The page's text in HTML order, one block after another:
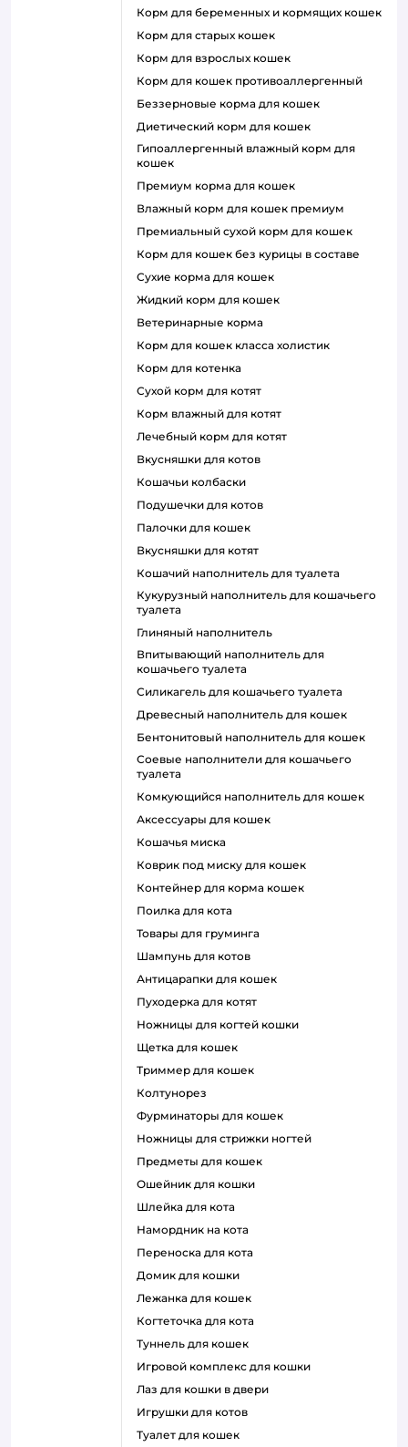
корм для беременных и кормящих кошек
корм для старых кошек
корм для взрослых кошек
корм для кошек противоаллергенный
беззерновые корма для кошек
диетический корм для кошек
гипоаллергенный влажный корм для
кошек
премиум корма для кошек
влажный корм для кошек премиум
премиальный сухой корм для кошек
корм для кошек без курицы в составе
сухие корма для кошек
жидкий корм для кошек
ветеринарные корма
корм для кошек класса холистик
корм для котенка
сухой корм для котят
корм влажный для котят
лечебный корм для котят
вкусняшки для котов
кошачьи колбаски
подушечки для котов
палочки для кошек
вкусняшки для котят
кошачий наполнитель для туалета
кукурузный наполнитель для кошачьего
туалета
глиняный наполнитель
впитывающий наполнитель для
кошачьего туалета
силикагель для кошачьего туалета
древесный наполнитель для кошек
бентонитовый наполнитель для кошек
соевые наполнители для кошачьего
туалета
комкующийся наполнитель для кошек
аксессуары для кошек
кошачья миска
коврик под миску для кошек
контейнер для корма кошек
поилка для кота
товары для груминга
шампунь для котов
антицарапки для кошек
пуходерка для котят
ножницы для когтей кошки
щетка для кошек
триммер для кошек
колтунорез
фурминаторы для кошек
ножницы для стрижки ногтей
предметы для кошек
ошейник для кошки
шлейка для кота
намордник на кота
переноска для кота
домик для кошки
лежанка для кошек
когтеточка для кота
туннель для кошек
игровой комплекс для кошки
лаз для кошки в двери
игрушки для котов
туалет для кошек